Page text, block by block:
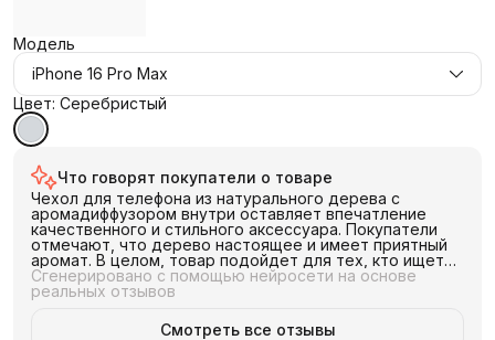
Модель
iPhone 16 Pro Max
Цвет: Серебристый
Что говорят покупатели о товаре
Чехол для телефона из натурального дерева с
аромадиффузором внутри оставляет впечатление
качественного и стильного аксессуара. Покупатели
отмечают, что дерево настоящее и имеет приятный
аромат. В целом, товар подойдет для тех, кто ищет
оригинальный и натуральный аксессуар для своего
телефона.
Сгенерировано с помощью нейросети на основе
реальных отзывов
Смотреть все отзывы